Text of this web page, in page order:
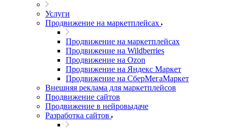
Услуги
Продвижение на маркетплейсах
Продвижение на маркетплейсах
Продвижение на Wildberries
Продвижение на Ozon
Продвижение на Яндекс Маркет
Продвижение на СберМегаМаркет
Внешняя реклама для маркетплейсов
Продвижение сайтов
Продвижение в нейровыдаче
Разработка сайтов